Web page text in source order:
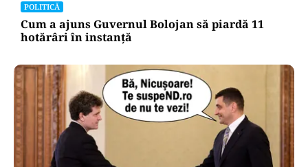
POLITICĂ
Cum a ajuns Guvernul Bolojan să piardă 11
hotărâri în instanță